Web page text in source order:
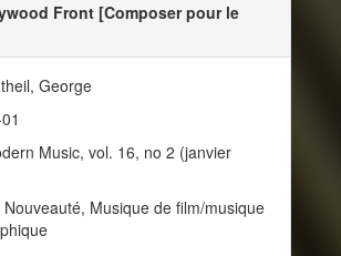
Front [Composer pour le
George
Music, vol. 16, no 2 (janvier
Nouveauté, Musique de film/musique